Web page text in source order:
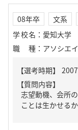
08年卒 文系
学校名 ： 愛知大学
職種 ： アソシエ
【質問内容】
志望動機、会所
ことは生かせる